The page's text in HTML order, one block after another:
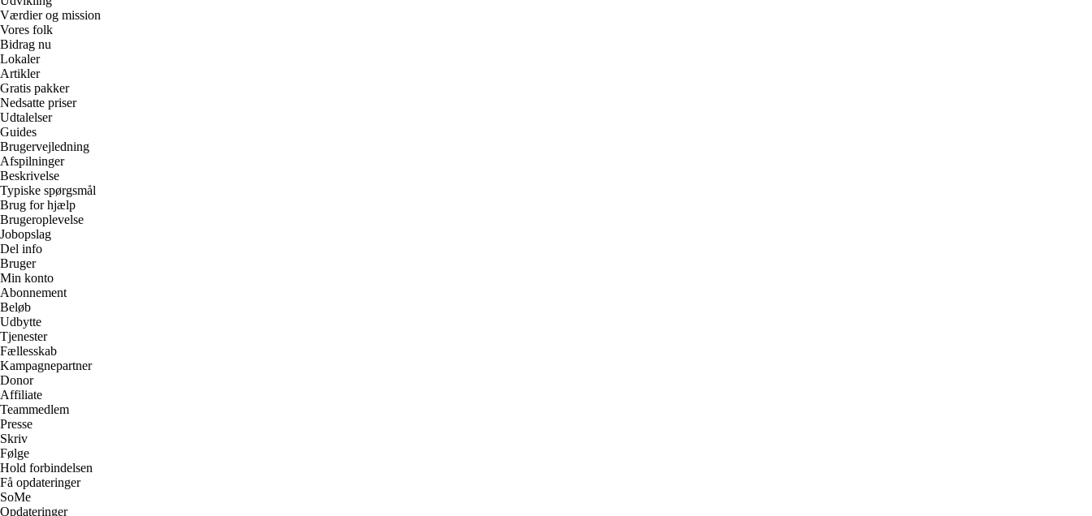
Værdier og mission
Vores folk
Bidrag nu
Lokaler
Artikler
Gratis pakker
Nedsatte priser
Udtalelser
Guides
Brugervejledning
Afspilninger
Beskrivelse
Typiske spørgsmål
Brug for hjælp
Brugeroplevelse
Jobopslag
Del info
Bruger
Min konto
Abonnement
Beløb
Udbytte
Tjenester
Fællesskab
Kampagnepartner
Donor
Affiliate
Teammedlem
Presse
Skriv
Følge
Hold forbindelsen
Få opdateringer
SoMe
Opdateringer